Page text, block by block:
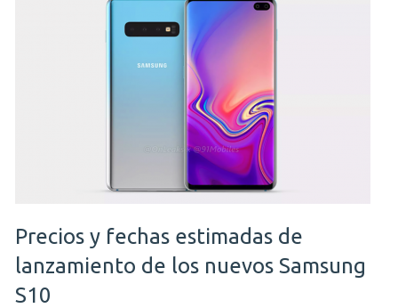
cuentan
Android
Precios y fechas estimadas de
lanzamiento de los nuevos Samsung
S10